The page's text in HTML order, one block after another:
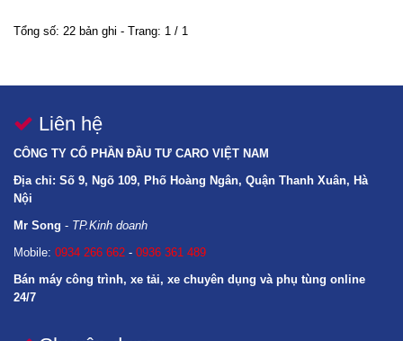
Tổng số: 22 bản ghi - Trang: 1 / 1
Liên hệ
CÔNG TY CỔ PHẦN ĐẦU TƯ CARO VIỆT NAM
Địa chỉ: Số 9, Ngõ 109, Phố Hoàng Ngân, Quận Thanh Xuân, Hà
Nội
Mr Song - TP.Kinh doanh
Mobile: 0934 266 662 - 0936 361 489
Bán máy công trình, xe tải, xe chuyên dụng và phụ tùng online
24/7